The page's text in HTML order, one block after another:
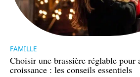
FAMILLE
Choisir une brassière réglable pour
croissance : les conseils essentiels